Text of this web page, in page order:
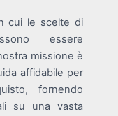
cui le scelte di
essere
missione è
affidabile per
fornendo
su una vasta